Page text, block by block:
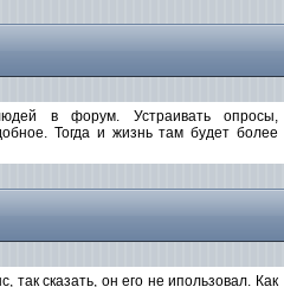
в форум. Устраивать опросы,
Тогда и жизнь там будет более
сказать, он его не ипользовал. Как